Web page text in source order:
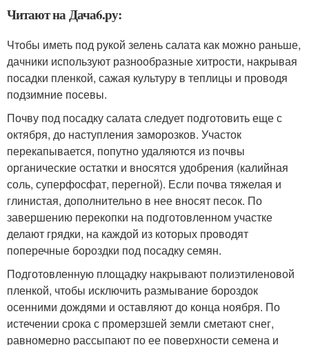
Читают на Дача6.ру:
Чтобы иметь под рукой зелень салата как можно раньше,
дачники используют разнообразные хитрости, накрывая
посадки пленкой, сажая культуру в теплицы и проводя
подзимние посевы.
Почву под посадку салата следует подготовить еще с
октября, до наступления заморозков. Участок
перекапывается, попутно удаляются из почвы
органические остатки и вносятся удобрения (калийная
соль, суперфосфат, перегной). Если почва тяжелая и
глинистая, дополнительно в нее вносят песок. По
завершению перекопки на подготовленном участке
делают грядки, на каждой из которых проводят
поперечные бороздки под посадку семян.
Подготовленную площадку накрывают полиэтиленовой
пленкой, чтобы исключить размывание бороздок
осенними дождями и оставляют до конца ноября. По
истечении срока с промерзшей земли сметают снег,
равномерно рассыпают по ее поверхности семена и